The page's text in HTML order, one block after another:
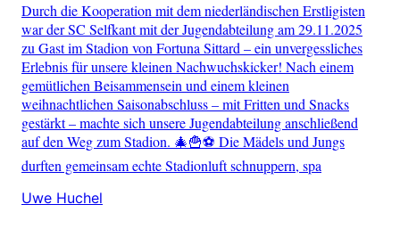
Durch die Kooperation mit dem niederländischen Erstligisten
war der SC Selfkant mit der Jugendabteilung am 29.11.2025
zu Gast im Stadion von Fortuna Sittard – ein unvergessliches
Erlebnis für unsere kleinen Nachwuchskicker! Nach einem
gemütlichen Beisammensein und einem kleinen
weihnachtlichen Saisonabschluss – mit Fritten und Snacks
gestärkt – machte sich unsere Jugendabteilung anschließend
auf den Weg zum Stadion. 🎄🍟⚽ Die Mädels und Jungs
durften gemeinsam echte Stadionluft schnuppern, spa
Uwe Huchel